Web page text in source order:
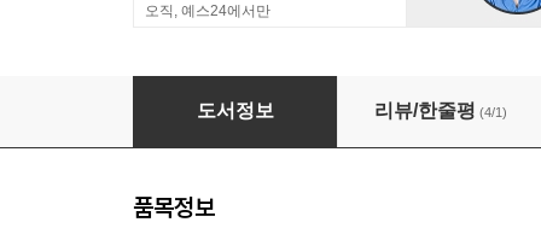
오직, 예스24에서만
해리 포터를 읽는 시간
도서정보 리뷰/한줄평 (4/1)
품목정보